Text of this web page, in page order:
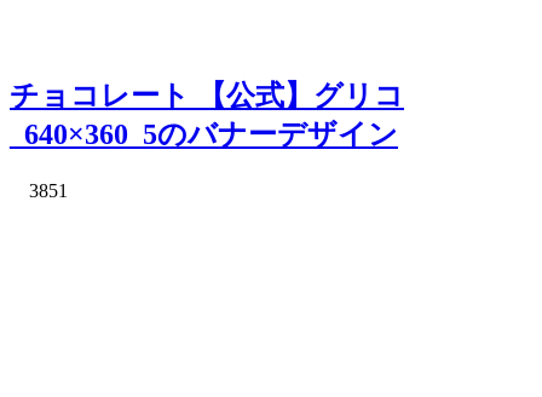
チョコレート 【公式】グリコ
_640×360_5のバナーデザイン
3851